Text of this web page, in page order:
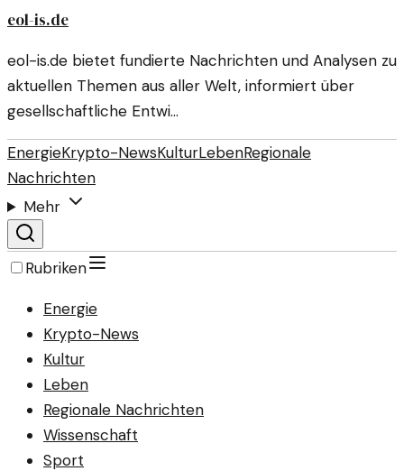
eol-is.de
eol-is.de bietet fundierte Nachrichten und Analysen zu
aktuellen Themen aus aller Welt, informiert über
gesellschaftliche Entwi…
EnergieKrypto-NewsKulturLebenRegionale
Nachrichten
Mehr
Rubriken
Energie
Krypto-News
Kultur
Leben
Regionale Nachrichten
Wissenschaft
Sport